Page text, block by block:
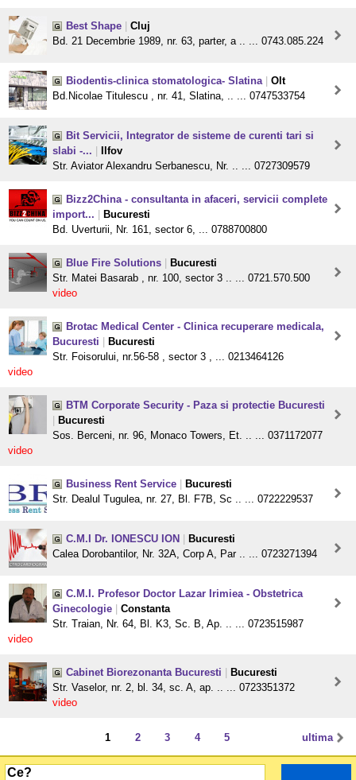
Best Shape
Cluj
Bd. 21 Decembrie 1989, nr. 63, parter, a .. ... 0743.085.224
Biodentis-clinica stomatologica- Slatina
Olt
Bd.Nicolae Titulescu , nr. 41, Slatina, .. ... 0747533754
Bit Servicii, Integrator de sisteme de curenti tari si
slabi -...
Ilfov
Str. Aviator Alexandru Serbanescu, Nr. .. ... 0727309579
Bizz2China - consultanta in afaceri, servicii complete
import...
Bucuresti
Bd. Uverturii, Nr. 161, sector 6, ... 0788700800
Blue Fire Solutions
Bucuresti
Str. Matei Basarab , nr. 100, sector 3 .. ... 0721.570.500
video
Brotac Medical Center - Clinica recuperare medicala,
Bucuresti
Bucuresti
Str. Foisorului, nr.56-58 , sector 3 , ... 0213464126
video
BTM Corporate Security - Paza si protectie Bucuresti
Bucuresti
Sos. Berceni, nr. 96, Monaco Towers, Et. .. ... 0371172077
video
Business Rent Service
Bucuresti
Str. Dealul Tugulea, nr. 27, Bl. F7B, Sc .. ... 0722229537
C.M.I Dr. IONESCU ION
Bucuresti
Calea Dorobantilor, Nr. 32A, Corp A, Par .. ... 0723271394
C.M.I. Profesor Doctor Lazar Irimiea - Obstetrica
Ginecologie
Constanta
Str. Traian, Nr. 64, Bl. K3, Sc. B, Ap. .. ... 0723515987
video
Cabinet Biorezonanta Bucuresti
Bucuresti
Str. Vaselor, nr. 2, bl. 34, sc. A, ap. .. ... 0723351372
video
ultima
1 2 3 4 5